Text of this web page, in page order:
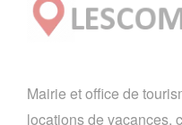
Mairie et office de
locations de vacances,